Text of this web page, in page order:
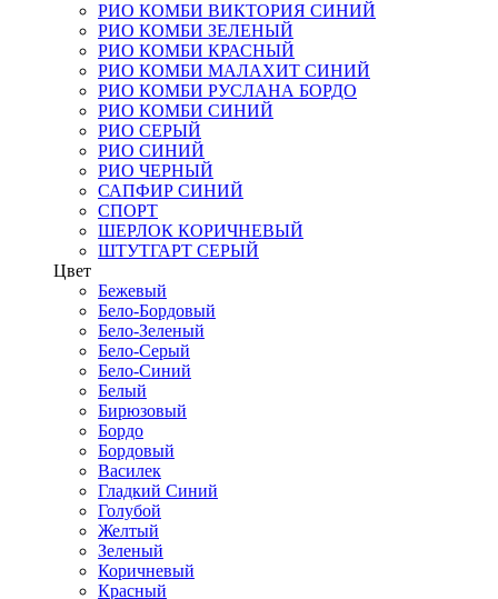
РИО КОМБИ ВИКТОРИЯ СИНИЙ
РИО КОМБИ ЗЕЛЕНЫЙ
РИО КОМБИ КРАСНЫЙ
РИО КОМБИ МАЛАХИТ СИНИЙ
РИО КОМБИ РУСЛАНА БОРДО
РИО КОМБИ СИНИЙ
РИО СЕРЫЙ
РИО СИНИЙ
РИО ЧЕРНЫЙ
САПФИР СИНИЙ
СПОРТ
ШЕРЛОК КОРИЧНЕВЫЙ
ШТУТГАРТ СЕРЫЙ
Цвет
Бежевый
Бело-Бордовый
Бело-Зеленый
Бело-Серый
Бело-Синий
Белый
Бирюзовый
Бордо
Бордовый
Василек
Гладкий Синий
Голубой
Желтый
Зеленый
Коричневый
Красный